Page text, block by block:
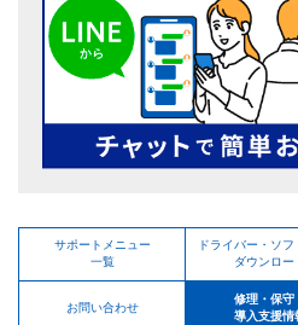
サポートメニュー
一覧
ドライバー・ソフ
ダウンロー
お問い合わせ
修理・保守
導入支援情